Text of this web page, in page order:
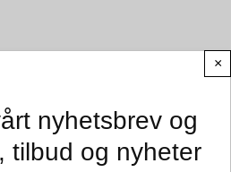
2026
×
nyhetsbrev og
tilbud og nyheter